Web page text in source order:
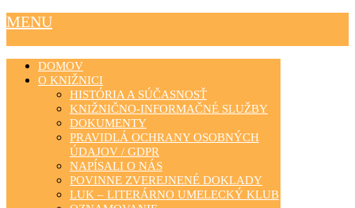
MENU
DOMOV
O KNIŽNICI
HISTÓRIA A SÚČASNOSŤ
KNIŽNIČNO-INFORMAČNÉ SLUŽBY
DOKUMENTY
PRAVIDLÁ OCHRANY OSOBNÝCH
ÚDAJOV / GDPR
NAPÍSALI O NÁS
POVINNE ZVEREJNENÉ DOKLADY
LUK – LITERÁRNO UMELECKÝ KLUB